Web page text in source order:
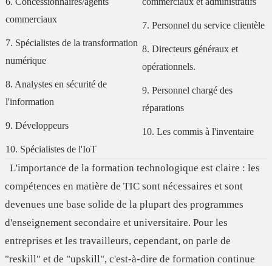
commerciaux
7. Spécialistes de la transformation
numérique
8. Analystes en sécurité de
l'information
9. Développeurs
10. Spécialistes de l'IoT
7. Personnel du service clientèle
8. Directeurs généraux et
opérationnels.
9. Personnel chargé des
réparations
10. Les commis à l'inventaire
L'importance de la formation technologique est claire : les
compétences en matière de TICsont nécessaires et sont
devenues une base solide de la plupart des programmes
d'enseignement secondaire et universitaire. Pour les
entreprises et les travailleurs, cependant, on parle de
"reskill" et de "upskill", c'est-à-dire de formation continue